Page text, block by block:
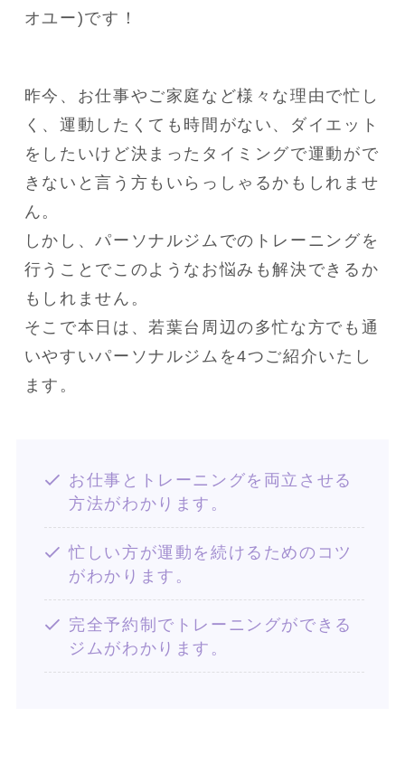
オユー)です！
昨今、お仕事やご家庭など様々な理由で忙し
く、運動したくても時間がない、ダイエット
をしたいけど決まったタイミングで運動がで
きないと言う方もいらっしゃるかもしれませ
ん。
しかし、パーソナルジムでのトレーニングを
行うことでこのようなお悩みも解決できるか
もしれません。
そこで本日は、若葉台周辺の多忙な方でも通
いやすいパーソナルジムを4つご紹介いたし
ます。
お仕事とトレーニングを両立させる
方法がわかります。
忙しい方が運動を続けるためのコツ
がわかります。
完全予約制でトレーニングができる
ジムがわかります。